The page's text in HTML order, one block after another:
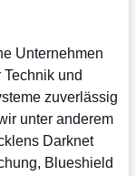
Unternehmen
und
zuverlässig
unter anderem
Darknet
Blueshield